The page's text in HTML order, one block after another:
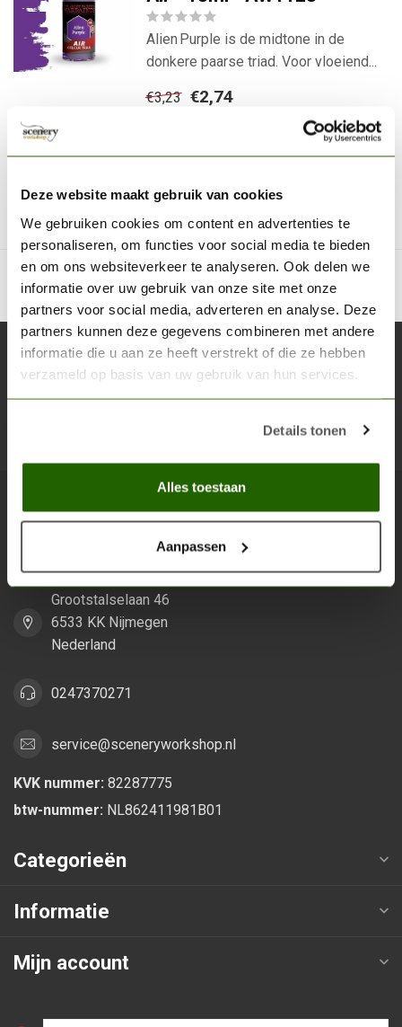
Deze website maakt gebruik van cookies
We gebruiken cookies om content en advertenties te
personaliseren, om functies voor social media te bieden
en om ons websiteverkeer te analyseren. Ook delen we
informatie over uw gebruik van onze site met onze
partners voor social media, adverteren en analyse. Deze
partners kunnen deze gegevens combineren met andere
informatie die u aan ze heeft verstrekt of die ze hebben
verzameld op basis van uw gebruik van hun services.
Details tonen
Alles toestaan
Aanpassen
Alien Purple is de midtone in de
donkere paarse triad. Voor vloeiend...
€3,23 €2,74
Abonneer je op onze nieuwsbrief
Blijf op de hoogte over onze laatste acties
Scenery Workshop BV
Alles voor je miniature wargaming en scenery
Grootstalselaan 46
6533 KK Nijmegen
Nederland
0247370271
service@sceneryworkshop.nl
KVK nummer: 82287775
btw-nummer: NL862411981B01
Categorieën
Informatie
Mijn account